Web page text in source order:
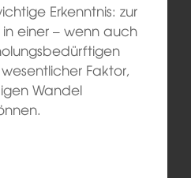
Erkenntnis: zur
einer – wenn auch
Faktor,
Wandel